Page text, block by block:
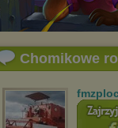
Chomikowe